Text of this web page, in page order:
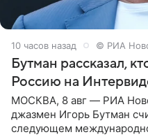
10 часов назад © РИА
Бутман рассказал,
Россию на
МОСКВА, 8 авг — РИА
джазмен Игорь Бутман
следующем